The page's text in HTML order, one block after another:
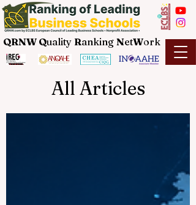
QRNW Quality Ranking NetWork
All Articles